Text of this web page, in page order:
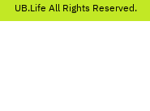
UB.Life All Rights Reserved.